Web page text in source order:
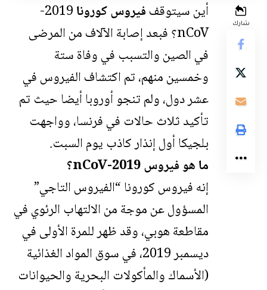
شارك
أين سيتوقففيروس كورونا
2019-
nCoV؟ فبعد إصابة الآلاف من المرضى
في الصين والتسبب في وفاة ستة
وخمسين منهم، تم اكتشاف الفيروس في
عشر دول، ولم تنجو أوروبا أيضا حيث تم
تأكيد ثلاث حالات في فرنسا، وواجهت
بلجيكا أول إنذار كاذب يوم السبت.
ما هو فيروس 2019-nCoV؟
إنه فيروس كورونا “الفيروس التاجي”
المسؤول عن موجة من الالتهاب الرئوي في
مقاطعة هوبي، وقد ظهر للمرة الأولى في
ديسمبر 2019، في سوق المواد الغذائية
(الأسماك والمأكولات البحرية والحيوانات